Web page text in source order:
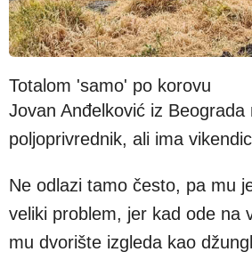
Totalom 'samo' po korovu
Jovan Anđelković iz Beograda
poljoprivrednik, ali ima
Ne odlazi tamo često, pa mu
veliki problem, jer kad ode na
mu dvorište izgleda kao